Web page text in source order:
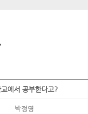
에서 공부한다고?
박정영